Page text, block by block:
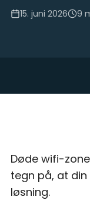
15. juni 2026 9
Døde wifi-
tegn på, at
løsning.